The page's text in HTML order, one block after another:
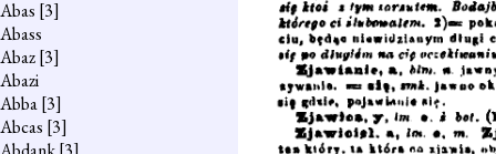
Abas [3]
Abass
Abaz[3]
Abazi
Abba[3]
Abcas [3]